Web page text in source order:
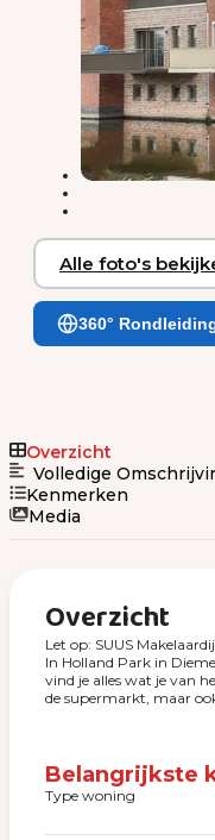
Alle foto's
360°
Overzicht
Volledige
Kenmerken
Media
Overzicht
Let op: SUUS
In Holland Park in
vind je alles wat je van
de supermarkt, maar
Belangrijkste
Type woning